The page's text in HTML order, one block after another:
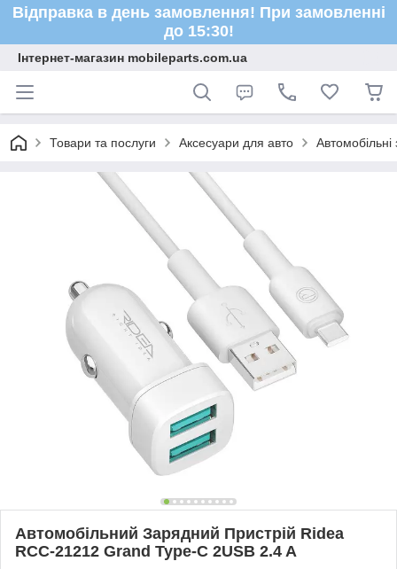
Відправка в день замовлення! При замовленні
до 15:30!
Інтернет-магазин mobileparts.com.ua
Товари та послуги Аксесуари для авто Автомобільні
Автомобільний Зарядний Пристрій Ridea
RCC-21212 Grand Type-C 2USB 2.4 A